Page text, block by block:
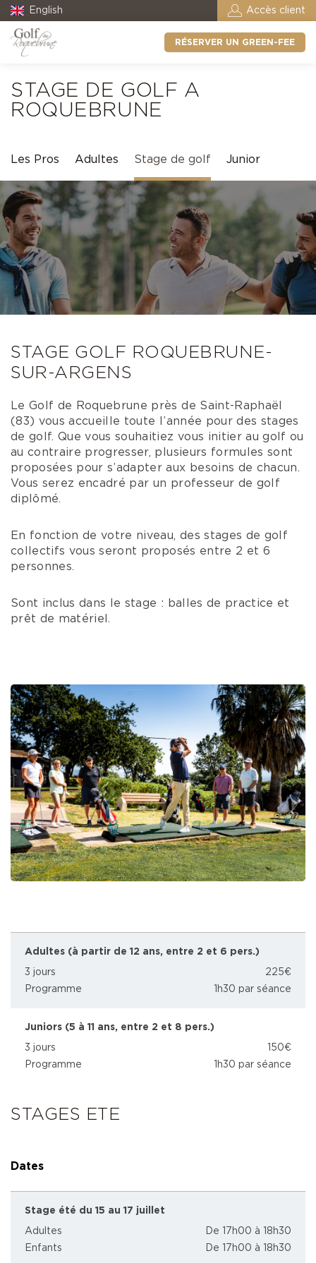
English Accès client
RÉSERVER UN GREEN-FEE
STAGE DE GOLF A
ROQUEBRUNE
Les Pros Adultes Stage de golf Junior
STAGE GOLF ROQUEBRUNE-
SUR-ARGENS
Le Golf de Roquebrune près de Saint-Raphaël
(83) vous accueille toute l’année pour des stages
de golf. Que vous souhaitiez vous initier au golf ou
au contraire progresser, plusieurs formules sont
proposées pour s’adapter aux besoins de chacun.
Vous serez encadré par un professeur de golf
diplômé.
En fonction de votre niveau, des stages de golf
collectifs vous seront proposés entre 2 et 6
personnes.
Sont inclus dans le stage : balles de practice et
prêt de matériel.
Adultes (à partir de 12 ans, entre 2 et 6 pers.)
3 jours
225€
Programme
1h30 par séance
Juniors (5 à 11 ans, entre 2 et 8 pers.)
3 jours
150€
Programme
1h30 par séance
STAGES ETE
Dates
Stage été du 15 au 17 juillet
Adultes
De 17h00 à 18h30
Enfants
De 17h00 à 18h30